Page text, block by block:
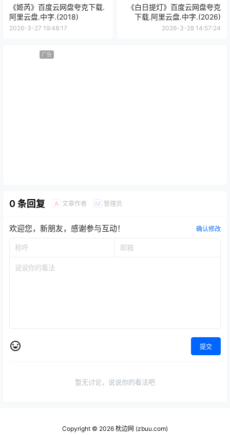
《姬芮》百度云网盘夸克下载.
阿里云盘.中字.(2018)
2026-3-27 19:48:17
《白日提灯》百度云网盘夸克
下载.阿里云盘.中字.(2026)
2026-3-28 14:57:24
广告
0 条回复 A 文章作者 M 管理员
欢迎您，新朋友，感谢参与互动！ 确认修改
提交
暂无讨论，说说你的看法吧
Copyright © 2026 枕边网 (zbuu.com)